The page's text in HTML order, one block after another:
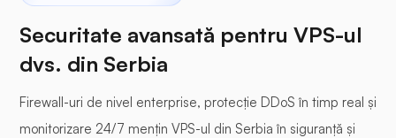
Panou tampon
Securitate avansată pentru VPS-ul
dvs. din Serbia
Firewall-uri de nivel enterprise, protecție DDoS în timp real și
monitorizare 24/7 mențin VPS-ul din Serbia în siguranță și